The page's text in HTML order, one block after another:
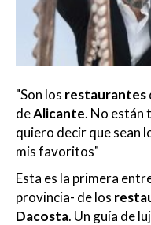
"Son los restaurantes
deAlicante. No están
quiero decir que sean
mis favoritos"
Esta es la primera
provincia- de los
Dacosta. Un guía de